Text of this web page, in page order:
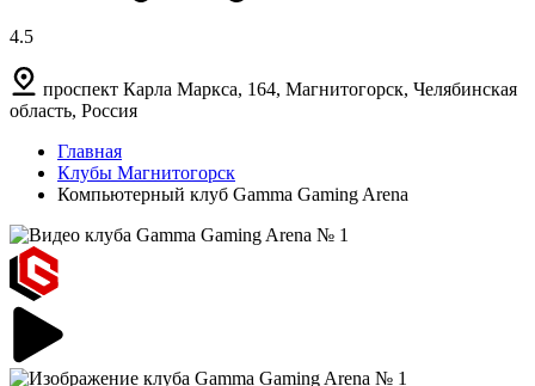
4.5
проспект Карла Маркса, 164, Магнитогорск, Челябинская
область, Россия
Главная
Клубы Магнитогорск
Компьютерный клуб Gamma Gaming Arena